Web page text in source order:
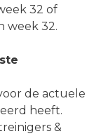
32 of
week 32.
de actuele
heeft.
&